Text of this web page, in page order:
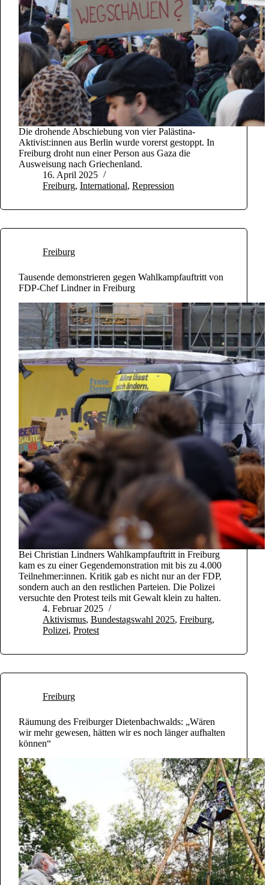
Die drohende Abschiebung von vier Palästina-
Aktivist:innen aus Berlin wurde vorerst gestoppt. In
Freiburg droht nun einer Person aus Gaza die
Ausweisung nach Griechenland.
16. April 2025
Freiburg, International, Repression
Freiburg
Tausende demonstrieren gegen Wahlkampfauftritt von
FDP-Chef Lindner in Freiburg
Bei Christian Lindners Wahlkampfauftritt in Freiburg
kam es zu einer Gegendemonstration mit bis zu 4.000
Teilnehmer:innen. Kritik gab es nicht nur an der FDP,
sondern auch an den restlichen Parteien. Die Polizei
versuchte den Protest teils mit Gewalt klein zu halten.
4. Februar 2025
Aktivismus, Bundestagswahl 2025, Freiburg,
Polizei, Protest
Freiburg
Räumung des Freiburger Dietenbachwalds: „Wären
wir mehr gewesen, hätten wir es noch länger aufhalten
können“